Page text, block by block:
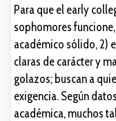
Para que el early
sophomores
académico sólido, 2)
claras de carácter y
golazos; buscan a
exigencia. Según
académica, muchos